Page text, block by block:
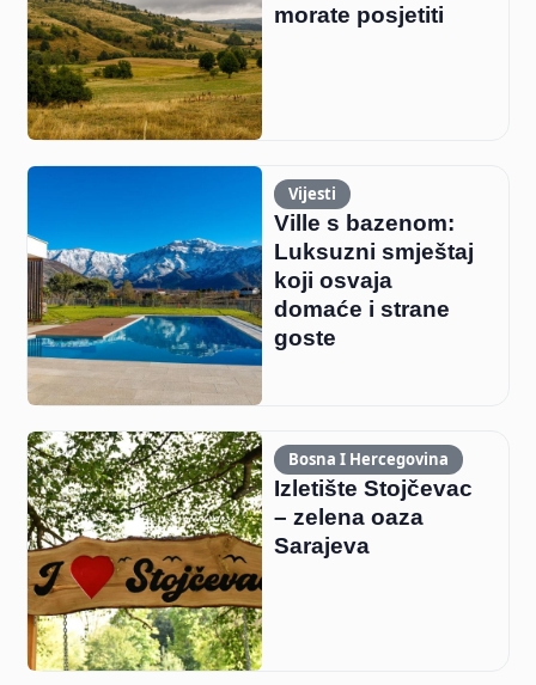
morate posjetiti
Vijesti
Ville s bazenom:
Luksuzni smještaj
koji osvaja
domaće i strane
goste
Bosna I Hercegovina
Izletište Stojčevac
– zelena oaza
Sarajeva